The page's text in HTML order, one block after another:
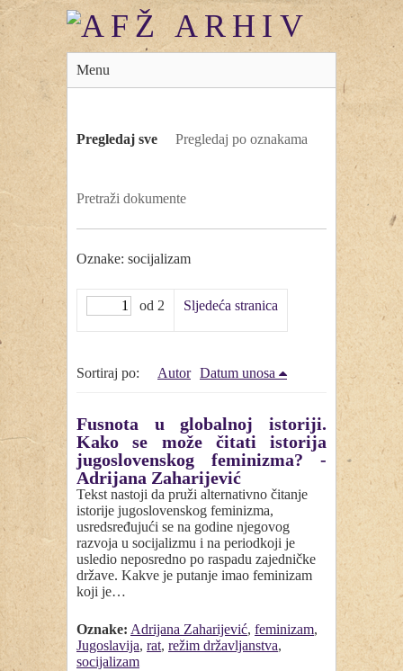
Menu
Pregledaj sve Pregledaj po oznakama
Pretraži dokumente
Oznake: socijalizam
od 2 Sljedeća stranica
Sortiraj po: Autor Datum unosa
Fusnota u globalnoj istoriji.
Kako se može čitati istorija
jugoslovenskog feminizma? -
Adrijana Zaharijević
Tekst nastoji da pruži alternativno čitanje
istorije jugoslovenskog feminizma,
usredsređujući se na godine njegovog
razvoja u socijalizmu i na periodkoji je
usledio neposredno po raspadu zajedničke
države. Kakve je putanje imao feminizam
koji je…
Oznake: Adrijana Zaharijević, feminizam,
Jugoslavija, rat, režim državljanstva,
socijalizam